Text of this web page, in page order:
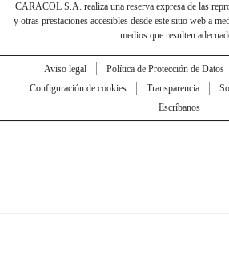
CARACOL S.A. realiza una reserva expresa de las
y otras prestaciones accesibles desde este sitio web a
medios que resulten
Aviso legal Política de Protección de Datos
Configuración de cookies
Transparencia
Escríbanos